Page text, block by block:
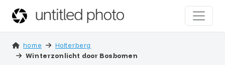
home
Holterberg
Winterzonlicht door Bosbomen